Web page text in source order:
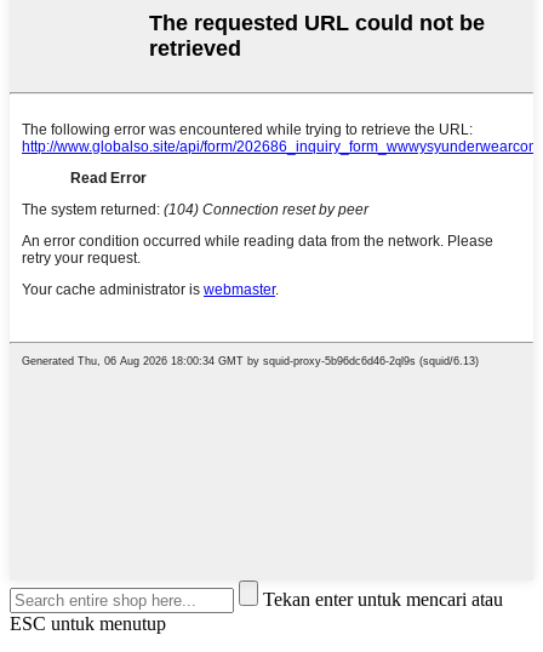
Tekan enter untuk mencari atau
ESC untuk menutup